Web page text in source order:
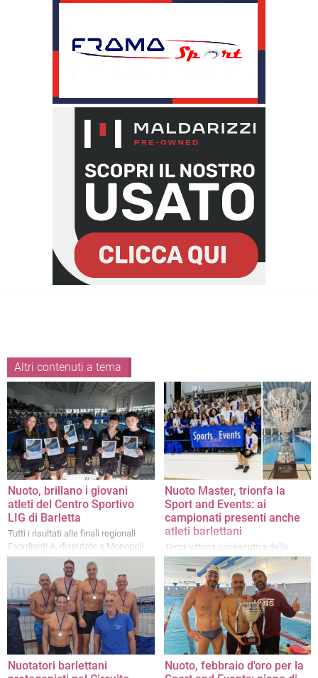
Altri contenuti a tema
Nuoto, brillano i giovani
atleti del Centro Sportivo
LIG di Barletta
Tutti i risultati alle finali regionali
Esordienti A, disputate a Monopoli
Nuoto Master, trionfa la
Sport and Events: ai
campionati presenti anche
atleti barlettani
Terza vittoria consecutiva della
società
Nuotatori barlettani
Nuoto, febbraio d'oro per la